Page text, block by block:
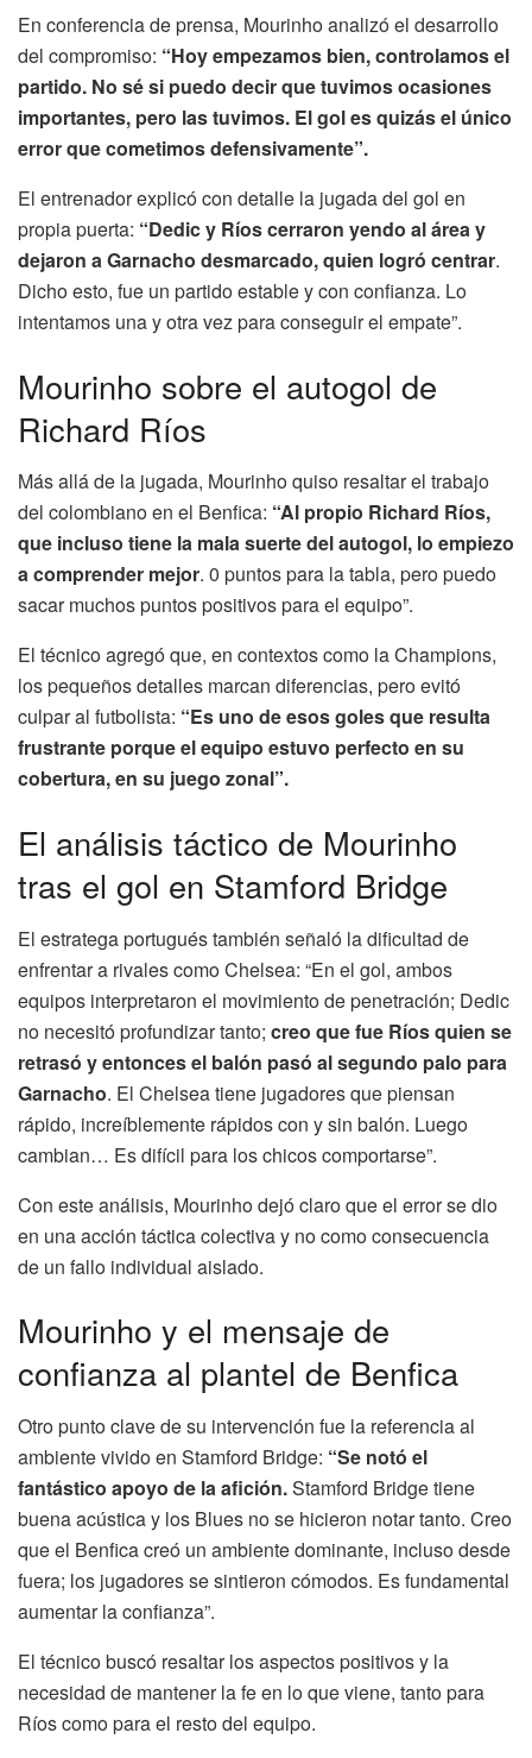
En conferencia de prensa, Mourinho analizó el desarrollo
del compromiso: “Hoy empezamos bien, controlamos el
partido. No sé si puedo decir que tuvimos ocasiones
importantes, pero las tuvimos. El gol es quizás el único
error que cometimos defensivamente”.
El entrenador explicó con detalle la jugada del gol en
propia puerta: “Dedic y Ríos cerraron yendo al área y
dejaron a Garnacho desmarcado, quien logró centrar.
Dicho esto, fue un partido estable y con confianza. Lo
intentamos una y otra vez para conseguir el empate”.
Mourinho sobre el autogol de
Richard Ríos
Más allá de la jugada, Mourinho quiso resaltar el trabajo
del colombiano en el Benfica: “Al propio Richard Ríos,
que incluso tiene la mala suerte del autogol, lo empiezo
a comprender mejor. 0 puntos para la tabla, pero puedo
sacar muchos puntos positivos para el equipo”.
El técnico agregó que, en contextos como la Champions,
los pequeños detalles marcan diferencias, pero evitó
culpar al futbolista: “Es uno de esos goles que resulta
frustrante porque el equipo estuvo perfecto en su
cobertura, en su juego zonal”.
El análisis táctico de Mourinho
tras el gol en Stamford Bridge
El estratega portugués también señaló la dificultad de
enfrentar a rivales como Chelsea: “En el gol, ambos
equipos interpretaron el movimiento de penetración; Dedic
no necesitó profundizar tanto; creo que fue Ríos quien se
retrasó y entonces el balón pasó al segundo palo para
Garnacho. El Chelsea tiene jugadores que piensan
rápido, increíblemente rápidos con y sin balón. Luego
cambian… Es difícil para los chicos comportarse”.
Con este análisis, Mourinho dejó claro que el error se dio
en una acción táctica colectiva y no como consecuencia
de un fallo individual aislado.
Mourinho y el mensaje de
confianza al plantel de Benfica
Otro punto clave de su intervención fue la referencia al
ambiente vivido en Stamford Bridge: “Se notó el
fantástico apoyo de la afición.Stamford Bridge tiene
buena acústica y los Blues no se hicieron notar tanto. Creo
que el Benfica creó un ambiente dominante, incluso desde
fuera; los jugadores se sintieron cómodos. Es fundamental
aumentar la confianza”.
El técnico buscó resaltar los aspectos positivos y la
necesidad de mantener la fe en lo que viene, tanto para
Ríos como para el resto del equipo.